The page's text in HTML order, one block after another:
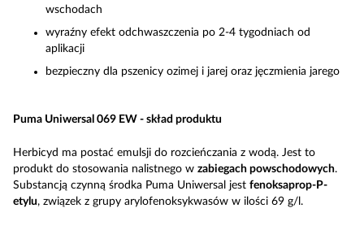
wschodach
wyraźny efekt odchwaszczenia po 2-4 tygodniach od
aplikacji
bezpieczny dla pszenicy ozimej i jarej oraz jęczmienia jarego
Puma Uniwersal 069 EW - skład produktu
Herbicyd ma postać emulsji do rozcieńczania z wodą. Jest to
produkt do stosowania nalistnego w zabiegach powschodowych.
Substancją czynną środka Puma Uniwersal jest fenoksaprop-P-
etylu, związek z grupy arylofenoksykwasów w ilości 69 g/l.